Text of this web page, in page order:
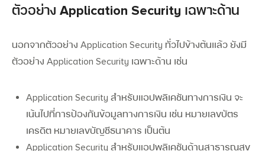
ตัวอย่าง Application Security เฉพาะด้าน
นอกจากตัวอย่าง Application Security ทั่วไปข้างต้นแล้ว ยังมี
ตัวอย่าง Application Security เฉพาะด้าน เช่น
Application Security สำหรับแอปพลิเคชันทางการเงิน จะ
เน้นไปที่การป้องกันข้อมูลทางการเงิน เช่น หมายเลขบัตร
เครดิต หมายเลขบัญชีธนาคาร เป็นต้น
Application Security สำหรับแอปพลิเคชันด้านสาธารณสุข